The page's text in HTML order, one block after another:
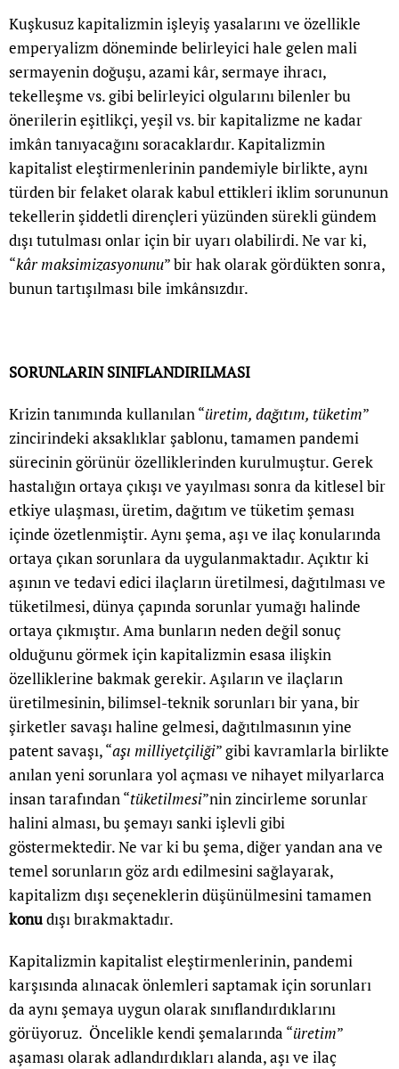
Kuşkusuz kapitalizmin işleyiş yasalarını ve özellikle
emperyalizm döneminde belirleyici hale gelen mali
sermayenin doğuşu, azami kâr, sermaye ihracı,
tekelleşme vs. gibi belirleyici olgularını bilenler bu
önerilerin eşitlikçi, yeşil vs. bir kapitalizme ne kadar
imkân tanıyacağını soracaklardır. Kapitalizmin
kapitalist eleştirmenlerinin pandemiyle birlikte, aynı
türden bir felaket olarak kabul ettikleri iklim sorununun
tekellerin şiddetli dirençleri yüzünden sürekli gündem
dışı tutulması onlar için bir uyarı olabilirdi. Ne var ki,
“kâr maksimizasyonunu” bir hak olarak gördükten sonra,
bunun tartışılması bile imkânsızdır.
SORUNLARIN SINIFLANDIRILMASI
Krizin tanımında kullanılan “üretim, dağıtım, tüketim”
zincirindeki aksaklıklar şablonu, tamamen pandemi
sürecinin görünür özelliklerinden kurulmuştur. Gerek
hastalığın ortaya çıkışı ve yayılması sonra da kitlesel bir
etkiye ulaşması, üretim, dağıtım ve tüketim şeması
içinde özetlenmiştir. Aynı şema, aşı ve ilaç konularında
ortaya çıkan sorunlara da uygulanmaktadır. Açıktır ki
aşının ve tedavi edici ilaçların üretilmesi, dağıtılması ve
tüketilmesi, dünya çapında sorunlar yumağı halinde
ortaya çıkmıştır. Ama bunların neden değil sonuç
olduğunu görmek için kapitalizmin esasa ilişkin
özelliklerine bakmak gerekir. Aşıların ve ilaçların
üretilmesinin, bilimsel-teknik sorunları bir yana, bir
şirketler savaşı haline gelmesi, dağıtılmasının yine
patent savaşı, “aşı milliyetçiliği” gibi kavramlarla birlikte
anılan yeni sorunlara yol açması ve nihayet milyarlarca
insan tarafından “tüketilmesi”nin zincirleme sorunlar
halini alması, bu şemayı sanki işlevli gibi
göstermektedir. Ne var ki bu şema, diğer yandan ana ve
temel sorunların göz ardı edilmesini sağlayarak,
kapitalizm dışı seçeneklerin düşünülmesini tamamen
konudışı bırakmaktadır.
Kapitalizmin kapitalist eleştirmenlerinin, pandemi
karşısında alınacak önlemleri saptamak için sorunları
da aynı şemaya uygun olarak sınıflandırdıklarını
görüyoruz. Öncelikle kendi şemalarında “üretim”
aşaması olarak adlandırdıkları alanda, aşı ve ilaç